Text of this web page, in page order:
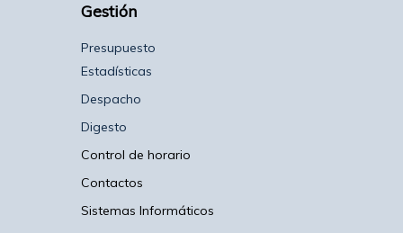
Gestión
Presupuesto
Estadísticas
Despacho
Digesto
Control de horario
Contactos
Sistemas Informáticos